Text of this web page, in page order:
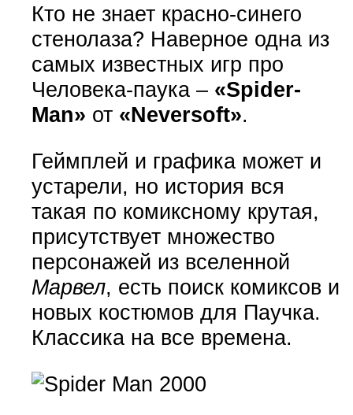
Кто не знает красно-синего
стенолаза? Наверное одна из
самых известных игр про
Человека-паука – «Spider-
Man» от «Neversoft».
Геймплей и графика может и
устарели, но история вся
такая по комиксному крутая,
присутствует множество
персонажей из вселенной
Марвел, есть поиск комиксов и
новых костюмов для Паучка.
Классика на все времена.